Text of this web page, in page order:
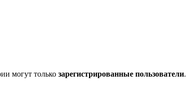
могут только зарегистрированные пользователи.